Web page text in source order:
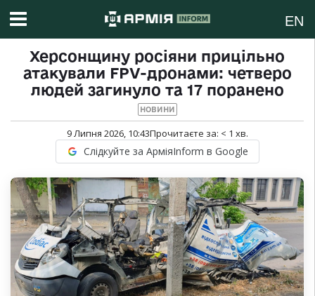
EN
Херсонщину росіяни прицільно
атакували FPV-дронами: четверо
людей загинуло та 17 поранено
НОВИНИ
9 Липня 2026, 10:43Прочитаєте за: < 1 хв.
Слідкуйте за АрміяInform в Google